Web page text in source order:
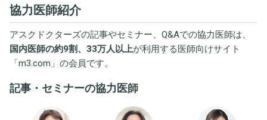
協力医師紹介
アスクドクターズの記事やセミナー、Q&Aでの協力医師は、
国内医師の約9割、33万人以上が利用する医師向けサイト
「m3.com 」の会員です。
記事・セミナーの協力医師